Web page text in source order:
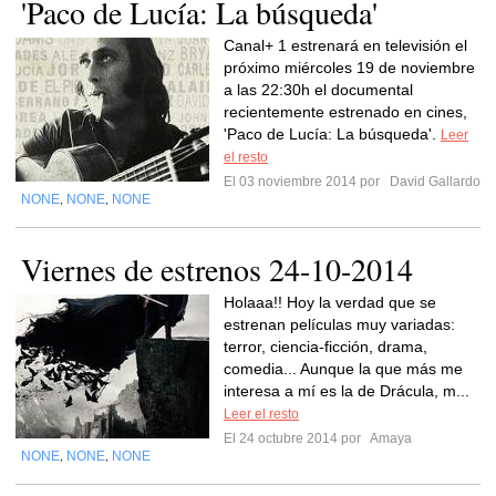
'Paco de Lucía: La búsqueda'
Canal+ 1 estrenará en televisión el
próximo miércoles 19 de noviembre
a las 22:30h el documental
recientemente estrenado en cines,
'Paco de Lucía: La búsqueda'.
Leer
el resto
El 03 noviembre 2014 por
David Gallardo
NONE NONE NONE
Viernes de estrenos 24-10-2014
Holaaa!! Hoy la verdad que se
estrenan películas muy variadas:
terror, ciencia-ficción, drama,
comedia... Aunque la que más me
interesa a mí es la de Drácula, m...
Leer el resto
El 24 octubre 2014 por Amaya
NONE NONE NONE